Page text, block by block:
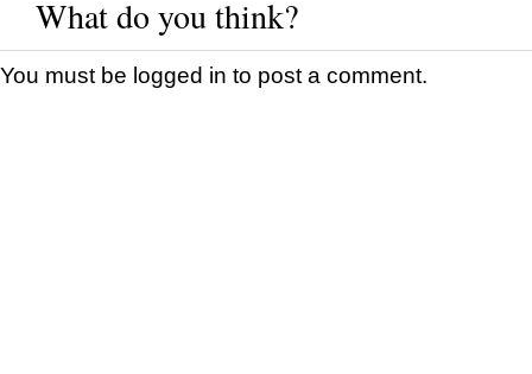
What do you think?
You must be logged in to post a comment.